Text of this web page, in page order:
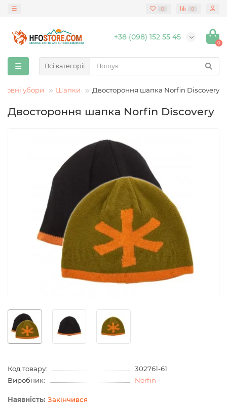
0 0
+38 (098) 152 55 45
0
Всі категорії
убори Шапки Двостороння шапка Norfin Discovery
Двостороння шапка Norfin Discovery
Код товару:
302761-61
Виробник:
Norfin
Закінчився